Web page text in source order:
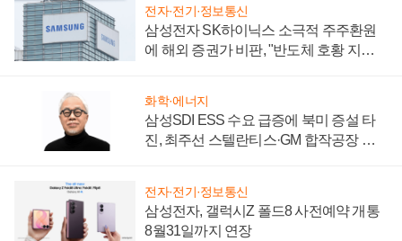
전자·전기·정보통신
삼성전자 SK하이닉스 소극적 주주환원
에 해외 증권가 비판, "반도체 호황 지속
화학·에너지
삼성SDI ESS 수요 급증에 북미 증설 타
진, 최주선 스텔란티스·GM 합작공장 건
전자·전기·정보통신
삼성전자, 갤럭시Z 폴드8 사전예약 개통
8월31일까지 연장